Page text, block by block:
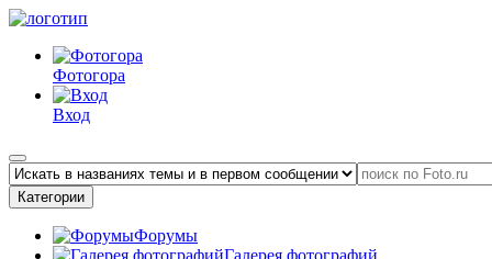
Фотогора
Вход
Категории
Форумы
Галерея фотографий